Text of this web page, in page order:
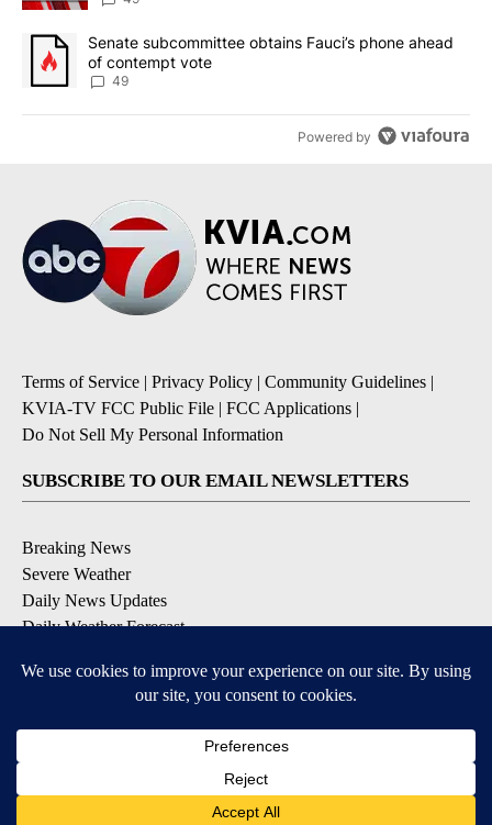
A trending article titled "Senate subcommittee obtains Fauci’s
Senate subcommittee obtains Fauci’s phone ahead
of contempt vote
49
Powered by
Terms of Service | Privacy Policy | Community Guidelines |
KVIA-TV FCC Public File | FCC Applications |
Do Not Sell My Personal Information
SUBSCRIBE TO OUR EMAIL NEWSLETTERS
Breaking News
Severe Weather
Daily News Updates
Daily Weather Forecast
Contests & Promotions
DOWNLOAD OUR APPS
Available for iOS and Android